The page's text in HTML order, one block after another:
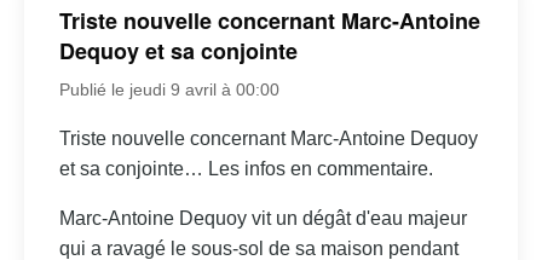
Triste nouvelle concernant Marc-Antoine
Dequoy et sa conjointe
Publié le jeudi 9 avril à 00:00
Triste nouvelle concernant Marc-Antoine Dequoy
et sa conjointe… Les infos en commentaire.
Marc-Antoine Dequoy vit un dégât d'eau majeur
qui a ravagé le sous-sol de sa maison pendant